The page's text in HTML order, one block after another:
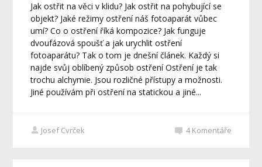
Jak ostřit na věci v klidu? Jak ostřit na pohybující se
objekt? Jaké režimy ostření náš fotoaparát vůbec
umí? Co o ostření říká kompozice? Jak funguje
dvoufázová spoušť a jak urychlit ostření
fotoaparátu? Tak o tom je dnešní článek. Každý si
najde svůj oblíbený způsob ostření Ostření je tak
trochu alchymie. Jsou rozličné přístupy a možnosti.
Jiné používám při ostření na statickou a jiné...
Josef Cvrček 4Komentáře